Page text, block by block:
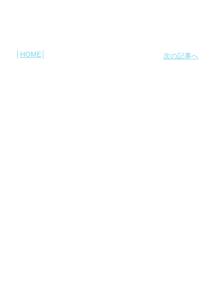
HOME│ 次の記事へ